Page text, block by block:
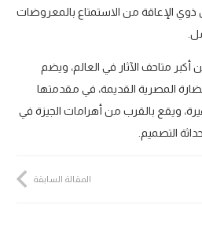
ذوي الإعاقة من الاستمتاع بالمعروضات
متاحف الآثار في العالم، ويضم
المصرية القديمة، في مقدمتها
ويقع بالقرب من أهرامات الجيزة في
التصميم.
المقالة السابقة